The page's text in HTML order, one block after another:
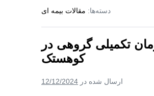
بیمه
درمان
+
بیمه
درمان
در
دسته‌ها: مقالات بیمه ای
تکمیلی گروهی در
کوهستک
ارسال شده در 12/12/2024